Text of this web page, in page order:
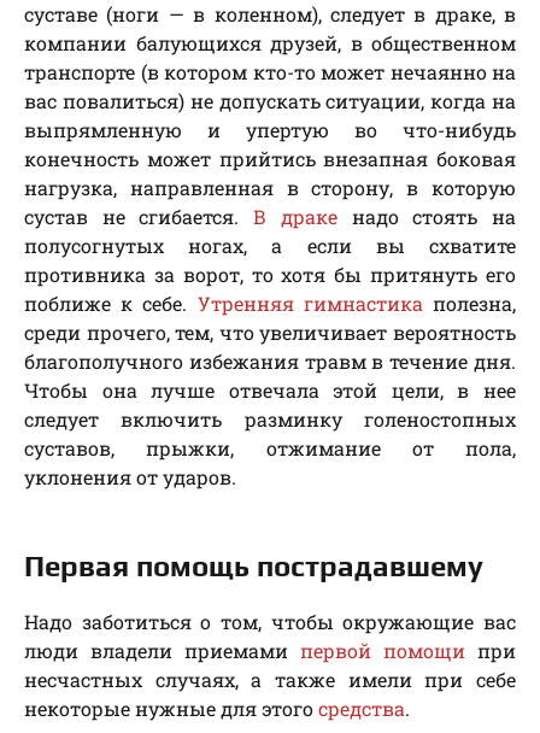
суставе (ноги — в коленном), следует в драке, в
компании балующихся друзей, в общественном
транспорте (в котором кто-то может нечаянно на
вас повалиться) не допускать ситуации, когда на
выпрямленную и упертую во что-нибудь
конечность может прийтись внезапная боковая
нагрузка, направленная в сторону, в которую
сустав не сгибается.В дракенадо стоять на
полусогнутых ногах, а если вы схватите
противника за ворот, то хотя бы притянуть его
поближе к себе. Утренняя гимнастика полезна,
среди прочего, тем, что увеличивает вероятность
благополучного избежания травм в течение дня.
Чтобы она лучше отвечала этой цели, в нее
следует включить разминку голеностопных
суставов, прыжки, отжимание от пола,
уклонения от ударов.
Первая помощь пострадавшему
Надо заботиться о том, чтобы окружающие вас
люди владели приемами первой помощи при
несчастных случаях, а также имели при себе
некоторые нужные для этогосредства.